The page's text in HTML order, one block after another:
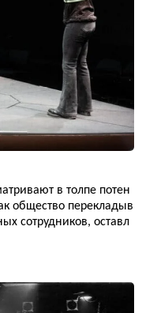
в толпе потен
общество перекладыв
сотрудников, оставл